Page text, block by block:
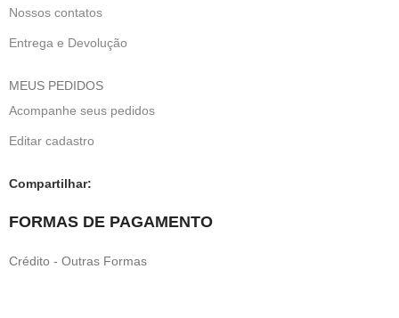
Nossos contatos
Entrega e Devolução
MEUS PEDIDOS
Acompanhe seus pedidos
Editar cadastro
Compartilhar:
FORMAS DE PAGAMENTO
Crédito - Outras Formas